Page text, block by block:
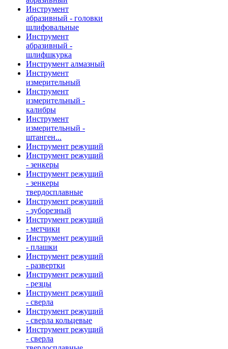
Инструмент
абразивный - головки
шлифовальные
Инструмент
абразивный -
шлифшкурка
Инструмент алмазный
Инструмент
измерительный
Инструмент
измерительный -
калибры
Инструмент
измерительный -
штанген...
Инструмент режущий
Инструмент режущий
- зенкеры
Инструмент режущий
- зенкеры
твердосплавные
Инструмент режущий
- зуборезный
Инструмент режущий
- метчики
Инструмент режущий
- плашки
Инструмент режущий
- развертки
Инструмент режущий
- резцы
Инструмент режущий
- сверла
Инструмент режущий
- сверла кольцевые
Инструмент режущий
- сверла